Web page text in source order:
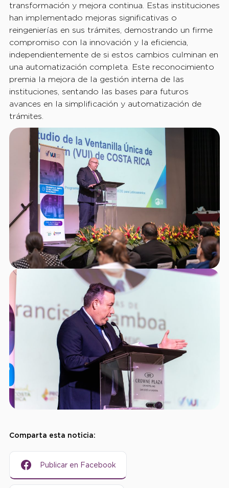
transformación y mejora continua. Estas instituciones
han implementado mejoras significativas o
reingenierías en sus trámites, demostrando un firme
compromiso con la innovación y la eficiencia,
independientemente de si estos cambios culminan en
una automatización completa. Este reconocimiento
premia la mejora de la gestión interna de las
instituciones, sentando las bases para futuros
avances en la simplificación y automatización de
trámites.
Comparta esta noticia:
Publicar en Facebook